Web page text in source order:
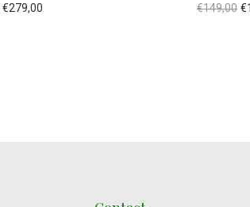
€279,00 €149,00 €